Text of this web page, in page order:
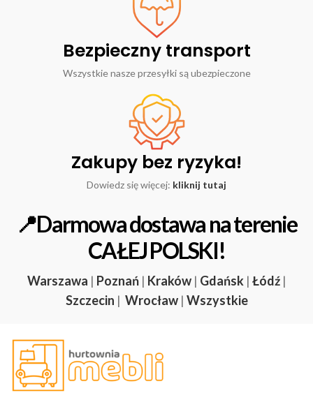
Bezpieczny transport
Wszystkie nasze przesyłki są ubezpieczone
Zakupy bez ryzyka!
Dowiedz się więcej: kliknij tutaj
📍Darmowa dostawa na terenie
CAŁEJ POLSKI!
Warszawa | Poznań | Kraków | Gdańsk | Łódź |
Szczecin | Wrocław | Wszystkie